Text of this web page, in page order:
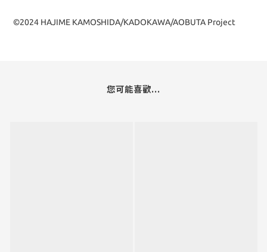
©2024 HAJIME KAMOSHIDA/KADOKAWA/AOBUTA Project
您可能喜歡...